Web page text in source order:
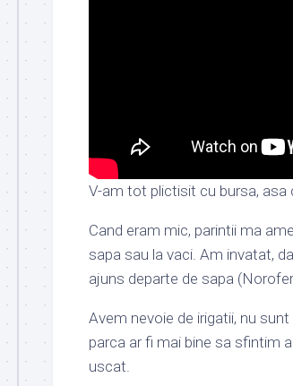
V-am tot plictisit cu bursa, asa
Cand eram mic, parintii ma
sapa sau la vaci. Am invatat,
ajuns departe de sapa
Avem nevoie de irigatii, nu
parca ar fi mai bine sa sfintim
uscat.